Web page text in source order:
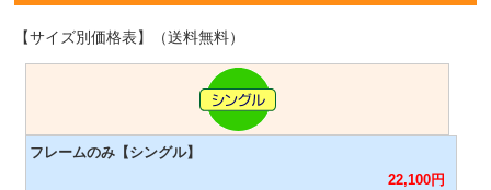
【サイズ別価格表】（送料無料）
22,100円